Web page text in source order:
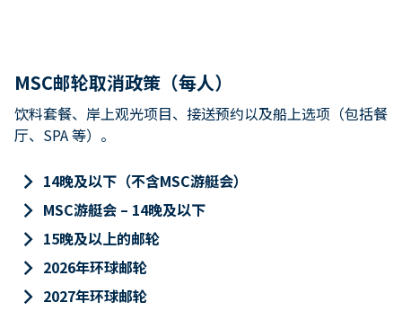
MSC邮轮取消政策（每人）
饮料套餐、岸上观光项目、接送预约以及船上选项（包括餐
厅、SPA 等）。
keyboard_arrow_right 14晚及以下（不含MSC游艇会）
keyboard_arrow_right MSC游艇会 – 14晚及以下
keyboard_arrow_right 15晚及以上的邮轮
keyboard_arrow_right 2026年环球邮轮
keyboard_arrow_right 2027年环球邮轮